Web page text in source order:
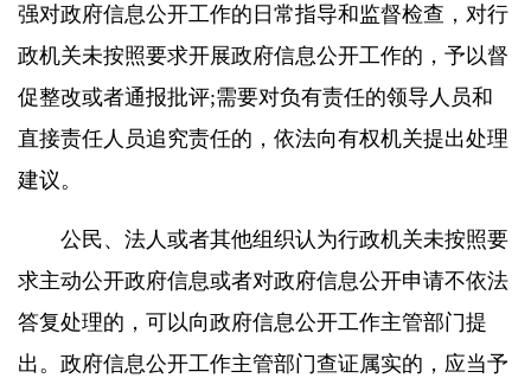
强对政府信息公开工作的日常指导和监督检查，对行
政机关未按照要求开展政府信息公开工作的，予以督
促整改或者通报批评;需要对负有责任的领导人员和
直接责任人员追究责任的，依法向有权机关提出处理
建议。
公民、法人或者其他组织认为行政机关未按照要
求主动公开政府信息或者对政府信息公开申请不依法
答复处理的，可以向政府信息公开工作主管部门提
出。政府信息公开工作主管部门查证属实的，应当予